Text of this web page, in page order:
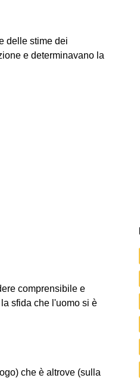
delle stime dei
e determinavano la
comprensibile e
sfida che l'uomo si è
che è altrove (sulla